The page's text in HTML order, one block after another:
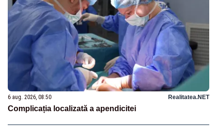
6 aug. 2026, 08:50 Realitatea.NET
Complicația localizată a apendicitei